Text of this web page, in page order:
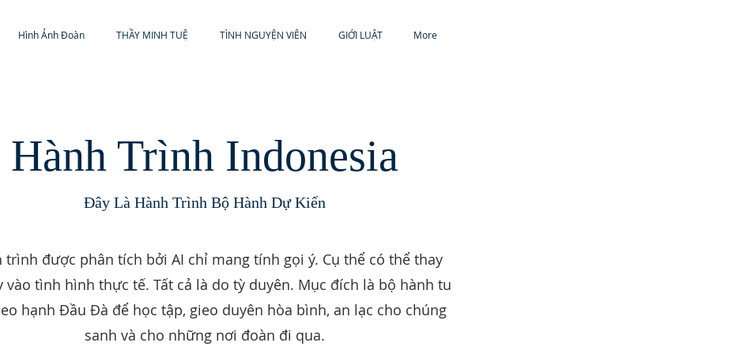
Hình Ảnh Đoàn THẦY MINH TUỆ TÌNH NGUYỆN VIÊN GIỚI LUẬT More
Hành Trình Indonesia
Đây Là Hành Trình Bộ Hành Dự Kiến
trình được phân tích bởi AI chỉ mang tính gọi ý. Cụ thể có thể thay
vào tình hình thực tế. Tất cả là do tỳ duyên. Mục đích là bộ hành tu
hạnh Đầu Đà để học tập, gieo duyên hòa bình, an lạc cho chúng
sanh và cho những nơi đoàn đi qua.